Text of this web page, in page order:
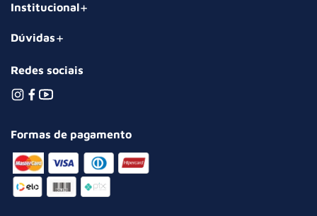
Institucional
Dúvidas
Redes sociais
Formas de pagamento